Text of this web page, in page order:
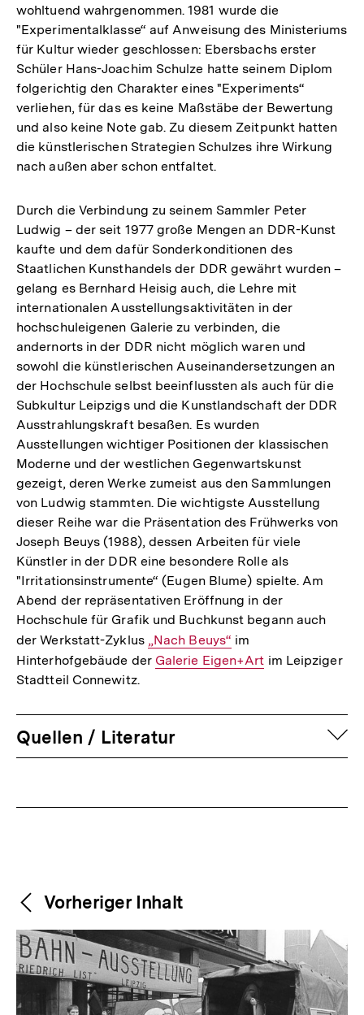
wohltuend wahrgenommen. 1981 wurde die
"Experimentalklasse“ auf Anweisung des Ministeriums
für Kultur wieder geschlossen: Ebersbachs erster
Schüler Hans-Joachim Schulze hatte seinem Diplom
folgerichtig den Charakter eines "Experiments“
verliehen, für das es keine Maßstäbe der Bewertung
und also keine Note gab. Zu diesem Zeitpunkt hatten
die künstlerischen Strategien Schulzes ihre Wirkung
nach außen aber schon entfaltet.
Durch die Verbindung zu seinem Sammler Peter
Ludwig – der seit 1977 große Mengen an DDR-Kunst
kaufte und dem dafür Sonderkonditionen des
Staatlichen Kunsthandels der DDR gewährt wurden –
gelang es Bernhard Heisig auch, die Lehre mit
internationalen Ausstellungsaktivitäten in der
hochschuleigenen Galerie zu verbinden, die
andernorts in der DDR nicht möglich waren und
sowohl die künstlerischen Auseinandersetzungen an
der Hochschule selbst beeinflussten als auch für die
Subkultur Leipzigs und die Kunstlandschaft der DDR
Ausstrahlungskraft besaßen. Es wurden
Ausstellungen wichtiger Positionen der klassischen
Moderne und der westlichen Gegenwartskunst
gezeigt, deren Werke zumeist aus den Sammlungen
von Ludwig stammten. Die wichtigste Ausstellung
dieser Reihe war die Präsentation des Frühwerks von
Joseph Beuys (1988), dessen Arbeiten für viele
Künstler in der DDR eine besondere Rolle als
"Irritationsinstrumente“ (Eugen Blume) spielte. Am
Abend der repräsentativen Eröffnung in der
Hochschule für Grafik und Buchkunst begann auch
der Werkstatt-Zyklus Interner
Link:
„Nach Beuys“im
Hinterhofgebäude der Interner
Galerie Eigen+Art im Leipziger
Stadtteil Connewitz.
Quellen / Literatur
Weitere
Inhalte
Content-
Navigation
Vorheriger Inhalt